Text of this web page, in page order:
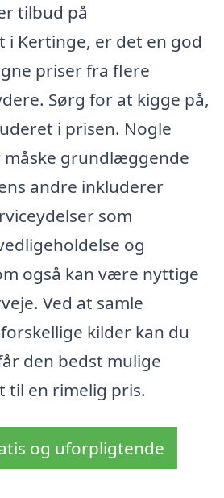
tilbud på
Kertinge, er det en god
priser fra flere
Sørg for at kigge på,
i prisen. Nogle
grundlæggende
andre inkluderer
som
og
også kan være nyttige
Ved at samle
kilder kan du
den bedst mulige
en rimelig pris.
og uforpligtende